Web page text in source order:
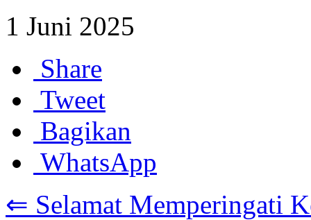
1 Juni 2025
Share
Tweet
Bagikan
WhatsApp
⇐ Selamat Memperingati